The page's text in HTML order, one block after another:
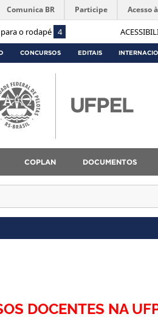
o rodapé 4
Comunica BR Participe Acesso
CONCURSOS EDITAIS
COPLAN DOCUMENTOS
DOCENTES NA